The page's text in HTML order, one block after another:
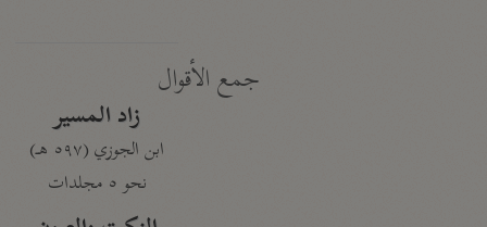
جمع الأقوال
زاد المسير
ابن الجوزي (٥٩٧ هـ)
نحو ٥ مجلدات